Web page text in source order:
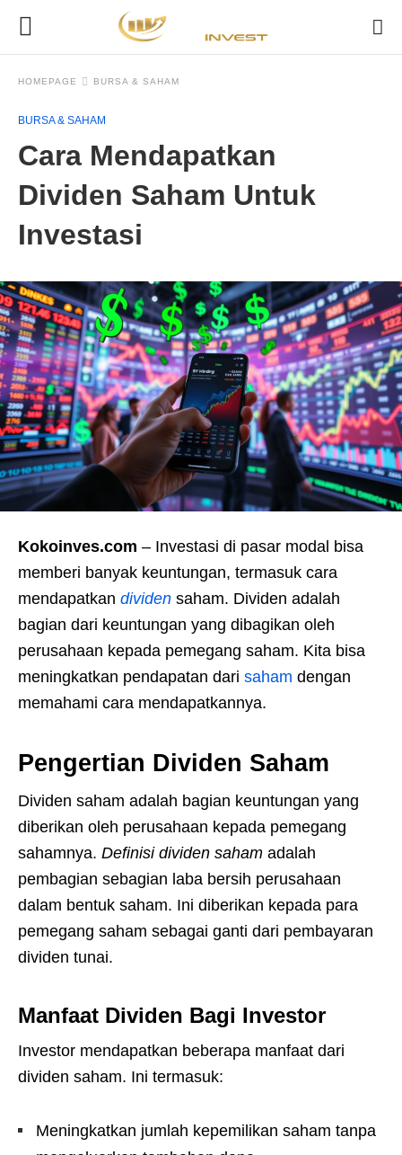
HOMEPAGE BURSA & SAHAM
BURSA & SAHAM
Cara Mendapatkan
Dividen Saham Untuk
Investasi
Kokoinves.com – Investasi di pasar modal bisa
memberi banyak keuntungan, termasuk cara
mendapatkan dividen saham. Dividen adalah
bagian dari keuntungan yang dibagikan oleh
perusahaan kepada pemegang saham. Kita bisa
meningkatkan pendapatan dari saham dengan
memahami cara mendapatkannya.
Pengertian Dividen Saham
Dividen saham adalah bagian keuntungan yang
diberikan oleh perusahaan kepada pemegang
sahamnya. Definisi dividen saham adalah
pembagian sebagian laba bersih perusahaan
dalam bentuk saham. Ini diberikan kepada para
pemegang saham sebagai ganti dari pembayaran
dividen tunai.
Manfaat Dividen Bagi Investor
Investor mendapatkan beberapa manfaat dari
dividen saham. Ini termasuk:
Meningkatkan jumlah kepemilikan saham tanpa